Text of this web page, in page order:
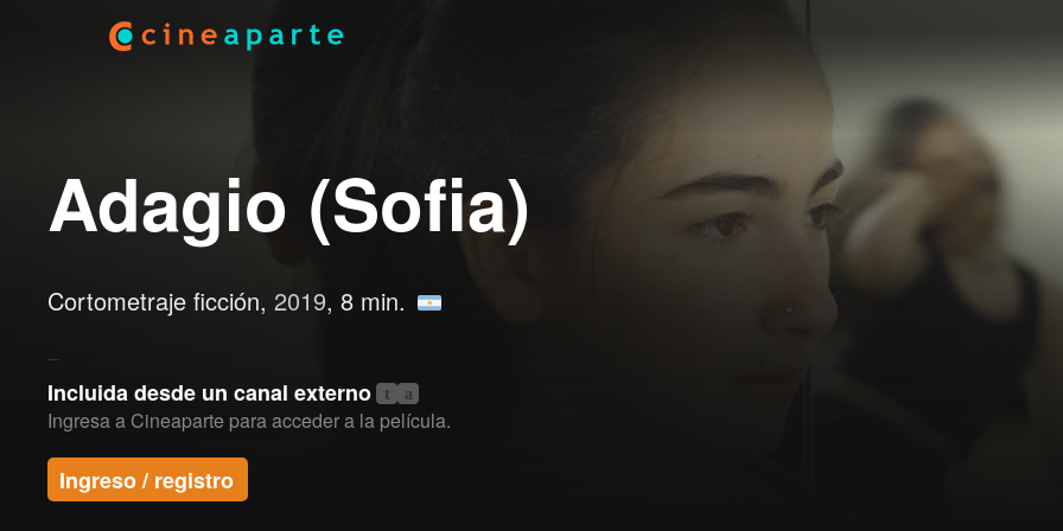
Adagio (Sofia)
Cortometraje ficción, 2019, 8 min.
Incluida desde un canal externo t a
Ingresa a Cineaparte para acceder a la película.
Ingreso / registro